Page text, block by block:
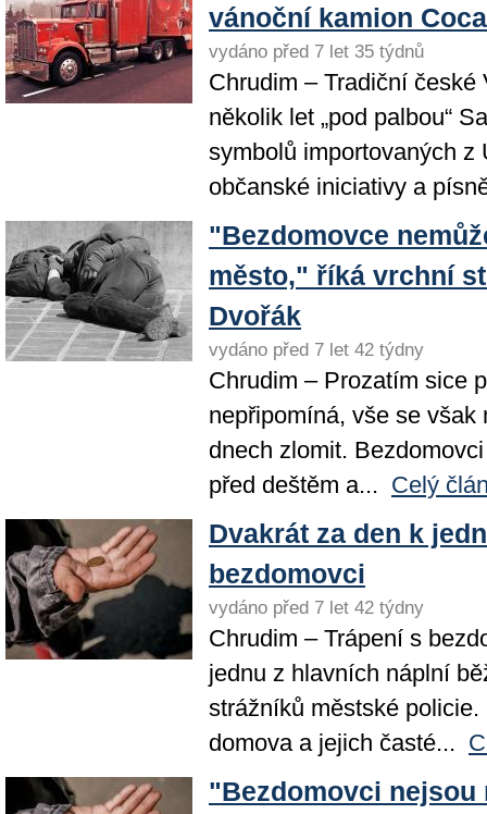
vánoční kamion
vydáno před 7 let 35 týdnů
Chrudim – Tradiční české
několik let „pod palbou“
symbolů importovaných z
občanské iniciativy a
"Bezdomovce
město," říká vrchní
Dvořák
vydáno před 7 let 42 týdny
Chrudim – Prozatím sice
nepřipomíná, vše se však
dnech zlomit.
před deštěm a... Celý
Dvakrát za den k
bezdomovci
vydáno před 7 let 42 týdny
Chrudim – Trápení s
jednu z hlavních náplní
strážníků městské
domova a jejich časté...
"Bezdomovci nejsou